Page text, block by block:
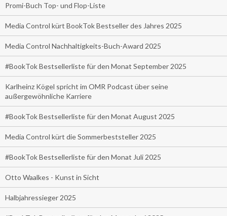
Promi-Buch Top- und Flop-Liste
Media Control kürt BookTok Bestseller des Jahres 2025
Media Control Nachhaltigkeits-Buch-Award 2025
#BookTok Bestsellerliste für den Monat September 2025
Karlheinz Kögel spricht im OMR Podcast über seine
außergewöhnliche Karriere
#BookTok Bestsellerliste für den Monat August 2025
Media Control kürt die Sommerbeststeller 2025
#BookTok Bestsellerliste für den Monat Juli 2025
Otto Waalkes - Kunst in Sicht
Halbjahressieger 2025